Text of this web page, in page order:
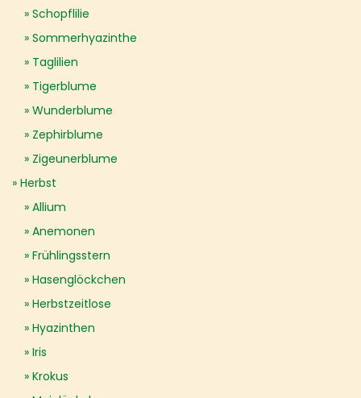
Schopflilie
Sommerhyazinthe
Taglilien
Tigerblume
Wunderblume
Zephirblume
Zigeunerblume
Herbst
Allium
Anemonen
Frühlingsstern
Hasenglöckchen
Herbstzeitlose
Hyazinthen
Iris
Krokus